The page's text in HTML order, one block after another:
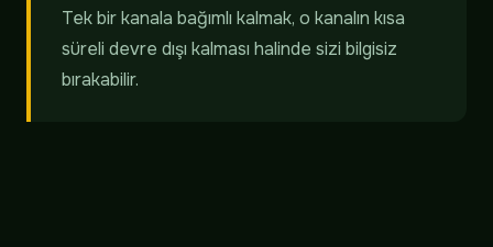
Tek bir kanala bağımlı kalmak, o kanalın kısa
süreli devre dışı kalması halinde sizi bilgisiz
bırakabilir.